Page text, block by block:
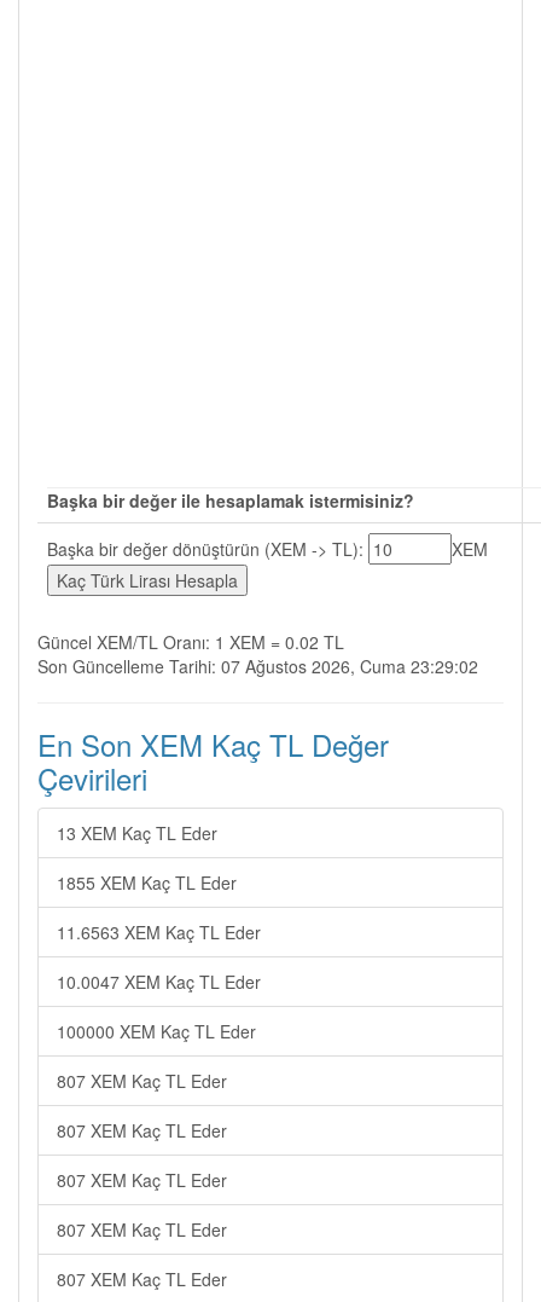
Başka bir değer ile hesaplamak istermisiniz?
Başka bir değer dönüştürün (XEM -> TL):
XEM
Güncel XEM/TL Oranı: 1 XEM = 0.02 TL
Son Güncelleme Tarihi: 07 Ağustos 2026, Cuma 23:29:02
En Son XEM Kaç TL Değer
Çevirileri
13 XEM Kaç TL Eder
1855 XEM Kaç TL Eder
11.6563 XEM Kaç TL Eder
10.0047 XEM Kaç TL Eder
100000 XEM Kaç TL Eder
807 XEM Kaç TL Eder
807 XEM Kaç TL Eder
807 XEM Kaç TL Eder
807 XEM Kaç TL Eder
807 XEM Kaç TL Eder